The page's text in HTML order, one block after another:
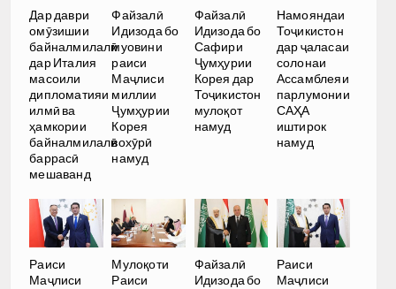
Дар даври
омӯзишии
байналмилалӣ
дар Италия
масоили
дипломатияи
илмӣ ва
ҳамкории
байналмилалӣ
баррасӣ
мешаванд
Файзалӣ
Идизода бо
муовини
раиси
Маҷлиси
миллии
Ҷумҳурии
Корея
вохӯрӣ
намуд
Файзалӣ
Идизода бо
Сафири
Ҷумҳурии
Корея дар
Тоҷикистон
мулоқот
намуд
Намояндаи
Тоҷикистон
дар ҷаласаи
солонаи
Ассамблеяи
парлумонии
САҲА
иштирок
намуд
Раиси
Маҷлиси
Мулоқоти
Раиси
Файзалӣ
Идизода бо
Раиси
Маҷлиси